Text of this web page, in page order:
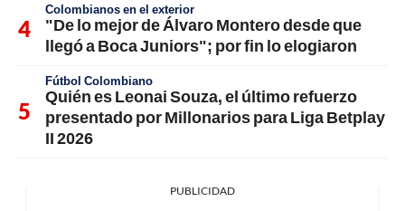
Colombianos en el exterior
"De lo mejor de Álvaro Montero desde que
llegó a Boca Juniors"; por fin lo elogiaron
Fútbol Colombiano
Quién es Leonai Souza, el último refuerzo
presentado por Millonarios para Liga Betplay
II 2026
PUBLICIDAD